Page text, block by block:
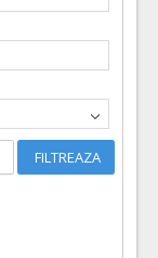
FILTREAZA